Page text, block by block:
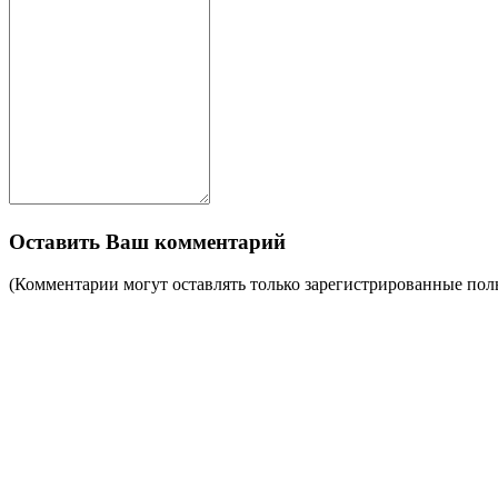
Оставить Ваш комментарий
(Комментарии могут оставлять только зарегистрированные